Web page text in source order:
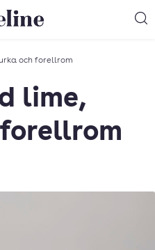
startsida
och forellrom
lime,